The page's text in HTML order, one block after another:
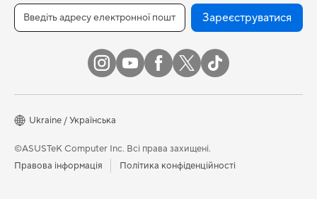
Зареєструватися
Ukraine / Українська
©ASUSTeK Computer Inc. Всі права захищені.
Правова інформація
Політика конфіденційності